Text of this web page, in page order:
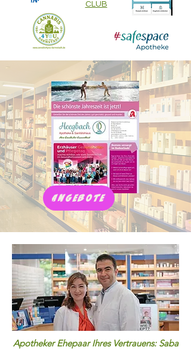
CLUB
Angebote
Apotheker Ehepaar Ihres Vertrauens: Saba